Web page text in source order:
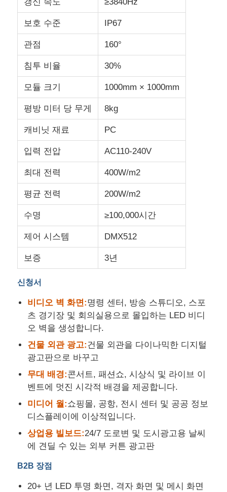
보호 수준 IP67
관점 160°
침투 비율 30%
모듈 크기 1000mm × 1000mm
평방 미터 당 무게 8kg
캐비닛 재료 PC
입력 전압 AC110-240V
최대 전력 400W/m2
평균 전력 200W/m2
수명 ≥100,000시간
제어 시스템 DMX512
보증 3년
신청서
비디오 벽 화면:명령 센터, 방송 스튜디오, 스포
츠 경기장 및 회의실용으로 몰입하는 LED 비디
오 벽을 생성합니다.
건물 외관 광고:건물 외관을 다이나믹한 디지털
광고판으로 바꾸고
무대 배경:콘서트, 패션쇼, 시상식 및 라이브 이
벤트에 멋진 시각적 배경을 제공합니다.
미디어 월:쇼핑몰, 공항, 전시 센터 및 공공 정보
디스플레이에 이상적입니다.
상업용 빌보드:24/7 도로변 및 도시광고용 날씨
에 견딜 수 있는 외부 커튼 광고판
B2B 장점
20+ 년 LED 투명 화면, 격자 화면 및 메시 화면